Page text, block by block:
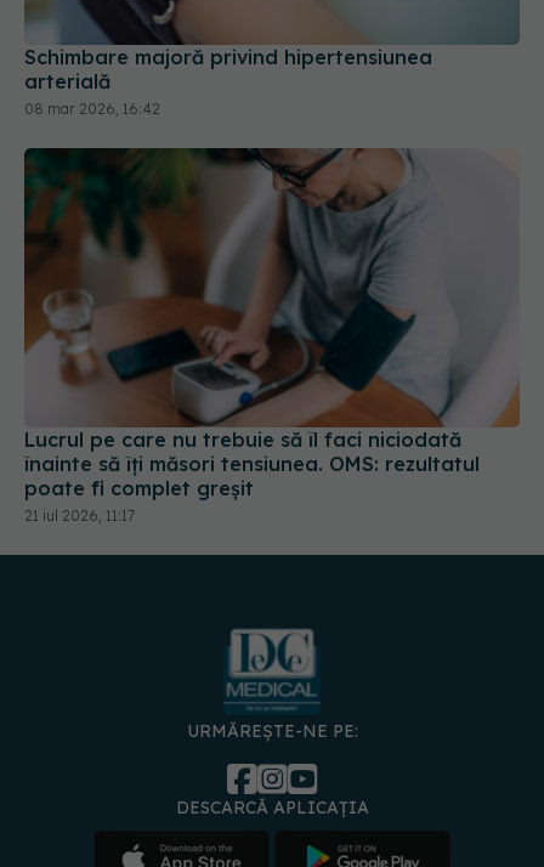
Schimbare majoră privind hipertensiunea
arterială
08 mar 2026, 16:42
Lucrul pe care nu trebuie să îl faci niciodată
înainte să îți măsori tensiunea. OMS: rezultatul
poate fi complet greșit
21 iul 2026, 11:17
URMĂREȘTE-NE PE:
DESCARCĂ APLICAȚIA